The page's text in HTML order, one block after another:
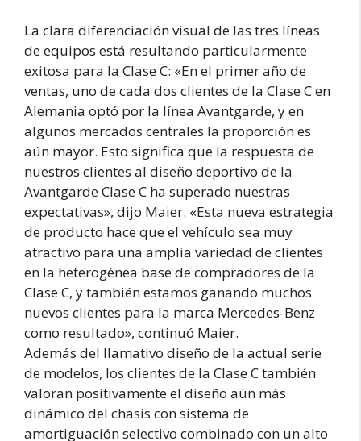
La clara diferenciación visual de las tres líneas
de equipos está resultando particularmente
exitosa para la Clase C: «En el primer año de
ventas, uno de cada dos clientes de la Clase C en
Alemania optó por la línea Avantgarde, y en
algunos mercados centrales la proporción es
aún mayor. Esto significa que la respuesta de
nuestros clientes al diseño deportivo de la
Avantgarde Clase C ha superado nuestras
expectativas», dijo Maier. «Esta nueva estrategia
de producto hace que el vehículo sea muy
atractivo para una amplia variedad de clientes
en la heterogénea base de compradores de la
Clase C, y también estamos ganando muchos
nuevos clientes para la marca Mercedes-Benz
como resultado», continuó Maier.
Además del llamativo diseño de la actual serie
de modelos, los clientes de la Clase C también
valoran positivamente el diseño aún más
dinámico del chasis con sistema de
amortiguación selectivo combinado con un alto